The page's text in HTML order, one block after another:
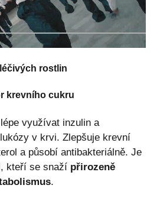
rostlin
krevního cukru
využívat inzulin a
v krvi. Zlepšuje krevní
a působí antibakteriálně. Je
kteří se snaží přirozeně
.